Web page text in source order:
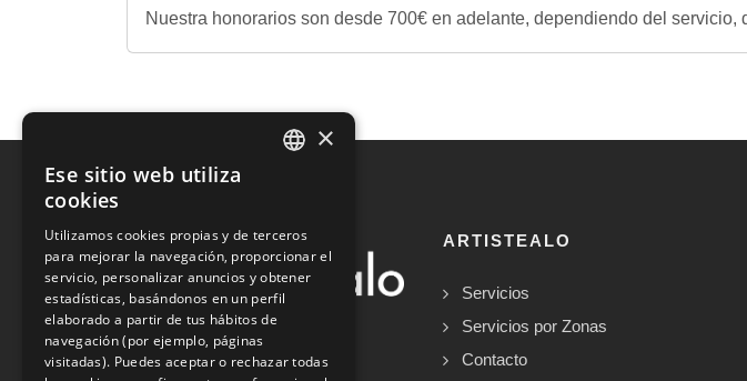
Nuestra honorarios son desde 700€ en adelante, dependiendo del servicio,
ARTISTEALO
Servicios
Servicios por Zonas
Contacto
×
Ese sitio web utiliza
cookies
Utilizamos cookies propias y de terceros
para mejorar la navegación, proporcionar el
servicio, personalizar anuncios y obtener
estadísticas, basándonos en un perfil
elaborado a partir de tus hábitos de
navegación (por ejemplo, páginas
visitadas). Puedes aceptar o rechazar todas